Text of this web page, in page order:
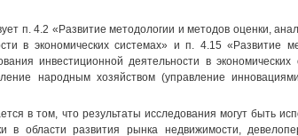
п. 4.2 «Развитие методологии и методов оценки,
в экономических системах» и п. 4.15 «Развитие
инвестиционной деятельности в экономических
народным хозяйством (управление
в том, что результаты исследования могут быть
в области развития рынка недвижимости,